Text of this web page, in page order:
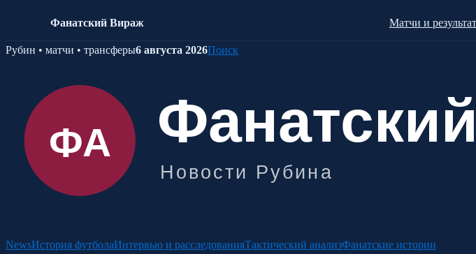
Фанатский Вираж Матчи и
Skip
Рубин • матчи • трансферы6 августа 2026Поиск
NewsИстория футболаИнтервью и расследованияТактический анализФанатские истории